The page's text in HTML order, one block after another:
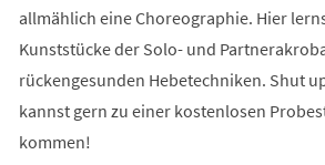
allmählich eine Choreographie. Hier
Kunststücke der Solo- und
rückengesunden Hebetechniken. Shut
kannst gern zu einer kostenlosen
kommen!